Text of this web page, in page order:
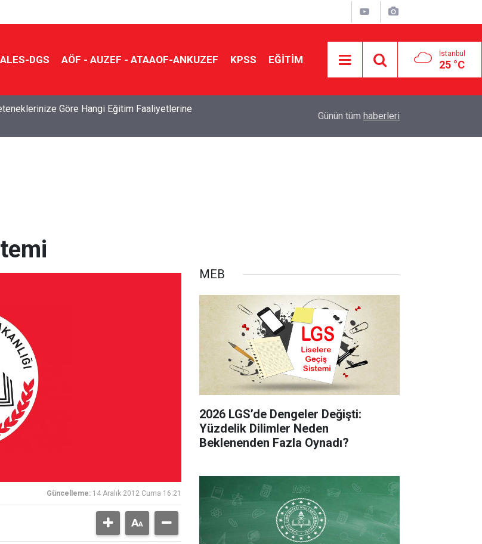
ALES-DGS AÖF - AUZEF - ATAAOF-ANKUZEF KPSS EĞİTİM İstanbul
25 °C
Göre Hangi Eğitim Faaliyetlerine
Ağustos’ta
Günün tüm haberleri
Güncelleme: 14 Aralık 2012 Cuma 16:21
MEB
2026 LGS’de Dengeler Değişti:
Yüzdelik Dilimler Neden
Beklenenden Fazla Oynadı?